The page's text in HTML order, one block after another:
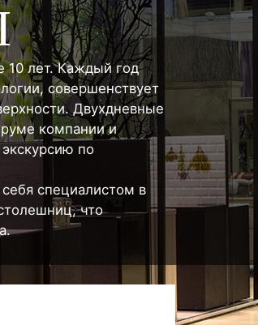
10 лет. Каждый год
совершенствует
Двухдневные
компании и
по
специалистом в
что